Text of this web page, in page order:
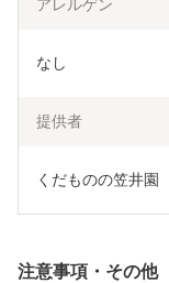
アレルゲン
なし
提供者
くだものの笠井園
注意事項・その他